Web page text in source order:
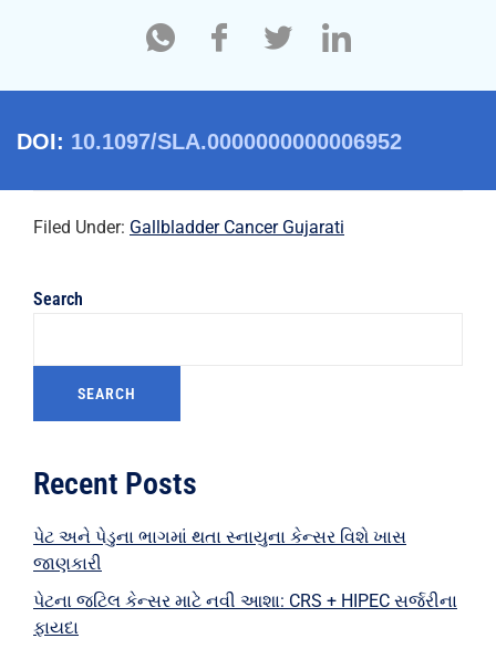
DOI: 10.1097/SLA.0000000000006952
Filed Under: Gallbladder Cancer Gujarati
Search
SEARCH
Recent Posts
પેટ અને પેડુના ભાગમાં થતા સ્નાયુના કેન્સર વિશે ખાસ
જાણકારી
પેટના જટિલ કેન્સર માટે નવી આશા: CRS + HIPEC સર્જરીના
ફાયદા